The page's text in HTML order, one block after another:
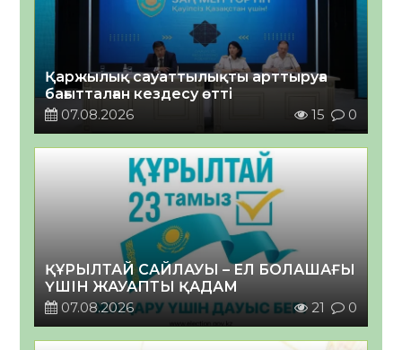
Қаржылық сауаттылықты арттыруға
бағытталған кездесу өтті
07.08.2026
15 0
ҚҰРЫЛТАЙ САЙЛАУЫ – ЕЛ БОЛАШАҒЫ
ҮШІН ЖАУАПТЫ ҚАДАМ
07.08.2026
21 0